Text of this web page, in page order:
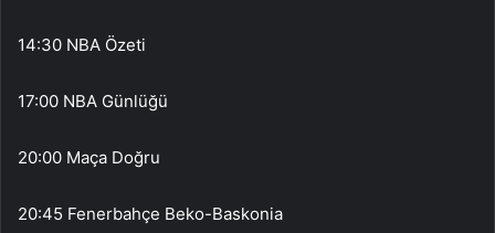
14:30 NBA Özeti
17:00 NBA Günlüğü
20:00 Maça Doğru
20:45 Fenerbahçe Beko-Baskonia